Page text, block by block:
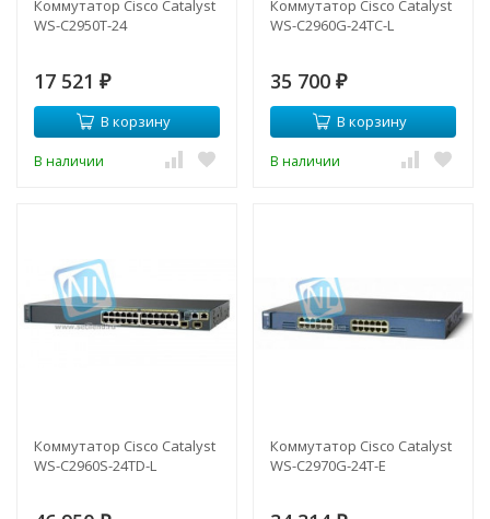
Коммутатор Cisco Catalyst
WS-C2950T-24
17 521 ₽
В корзину
В наличии
Коммутатор Cisco Catalyst
WS-C2960G-24TC-L
35 700 ₽
В корзину
В наличии
Коммутатор Cisco Catalyst
WS-C2960S-24TD-L
Коммутатор Cisco Catalyst
WS-C2970G-24T-E